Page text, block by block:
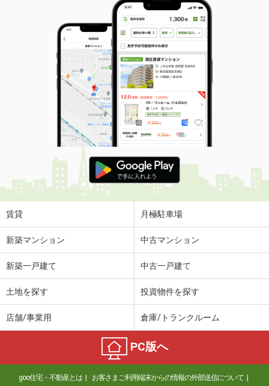
賃貸 月極駐車場
新築マンション 中古マンション
新築一戸建て 中古一戸建て
土地を探す 投資物件を探す
店舗/事業用 倉庫/トランクルーム
PC版へ
goo住宅・不動産とは お客さまご利用端末からの情報の外部送信について